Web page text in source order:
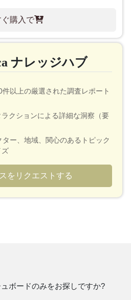
ート更新
180日以内）
購入で
ナレッジハブ
以上の厳選された調査レポート
クションによる詳細な洞察（要
ー、地域、関心のあるトピック
ズ
ル – レポート 1 件あたり 10 ド
にアナリスト接続が含まれてい
をリクエストする
ボードのみをお探しですか?